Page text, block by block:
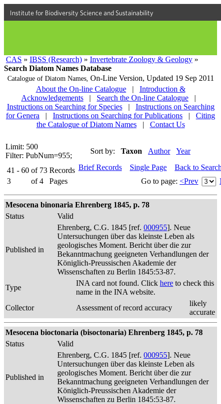
Institute for Biodiversity Science and Sustainability
CAS » IBSS (Research) » Invertebrate Zoology & Geology »
Search Diatom Names Database
Catalogue of Diatom Names, On-Line Version, Updated 19 Sep 2011
About the On-line Catalogue
|
Introduction &
Acknowledgements
| Search the On-line Catalogue
|
Instructions on Searching for Species
|
Instructions on Searching
for Genera
| Instructions on Searching for Publications |
Citing
the Catalogue of Diatom Names
| Contact Us
Limit: 500
Filter: PubNum=955;
Sort by: Taxon Author Year
41 - 60 of 73 Records
3
of 4 Pages
Brief Records Single Page
Back to
Go to page: <Prev
Mesocena binonaria Ehrenberg 1845, p. 78
Status
Valid
Published in
Ehrenberg, C.G. 1845 [ref. 000955]. Neue
Untersuchungen über das kleinste Leben als
geologisches Moment. Bericht über die zur
Bekanntmachung geeigneten Verhandlungen der
Königlich-Preussischen Akademie der
Wissenschaften zu Berlin 1845:53-87.
Type
INA card not found. Click here to check this
name in the INA website.
Collector
Assessment of record accuracy
likely
accurate
Mesocena bioctonaria (bisoctonaria) Ehrenberg 1845, p. 78
Status
Valid
Published in
Ehrenberg, C.G. 1845 [ref. 000955]. Neue
Untersuchungen über das kleinste Leben als
geologisches Moment. Bericht über die zur
Bekanntmachung geeigneten Verhandlungen der
Königlich-Preussischen Akademie der
Wissenschaften zu Berlin 1845:53-87.